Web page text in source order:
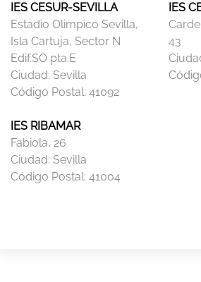
IES CESUR-SEVILLA
Estadio Olimpico Sevilla,
Isla Cartuja, Sector N
Edif.SO pta.E
Ciudad: Sevilla
Código Postal: 41092
IES
43
IES RIBAMAR
Fabiola, 26
Ciudad: Sevilla
Código Postal: 41004